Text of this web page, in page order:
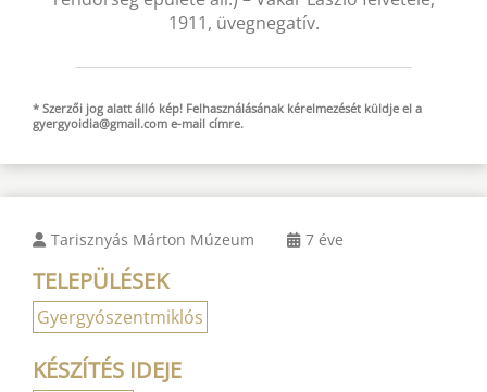
1911, üvegnegatív.
* Szerzői jog alatt álló kép! Felhasználásának kérelmezését küldje el a
gyergyoidia@gmail.com e-mail címre.
Tarisznyás Márton Múzeum 7 éve
TELEPÜLÉSEK
Gyergyószentmiklós
KÉSZÍTÉS IDEJE